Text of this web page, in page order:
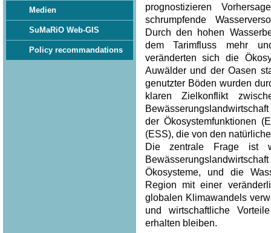
Medien
SuMaRiO Web-GIS
Policy recommandations
prognostizieren
schrumpfende
Durch den hohen
dem Tarimfluss mehr
veränderten sich die
Auwälder und der Oasen
genutzter Böden wurden
klaren Zielkonflikt
der Ökosystemfunktionen
(ESS), die von den
Die zentrale Frage ist
Ökosysteme, und die
Region mit einer
globalen Klimawandels
und wirtschaftliche
erhalten bleiben.